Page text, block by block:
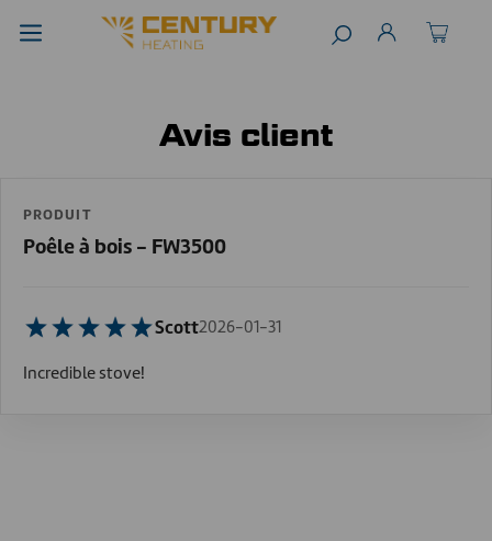
Avis client
PRODUIT
Poêle à bois - FW3500
Scott2026-01-31
Incredible stove!